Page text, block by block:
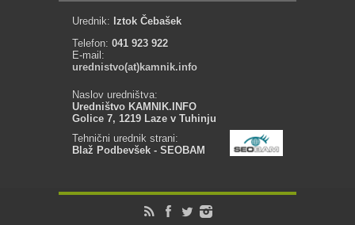
Urednik: Iztok Čebašek
Telefon: 041 923 922
E-mail:
urednistvo(at)kamnik.info
Naslov uredništva:
Uredništvo KAMNIK.INFO
Golice 7, 1219 Laze v Tuhinju
Tehnični urednik strani:
Blaž Podbevšek - SEOBAM